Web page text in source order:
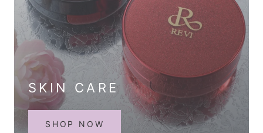
SKIN CARE
SHOP NOW